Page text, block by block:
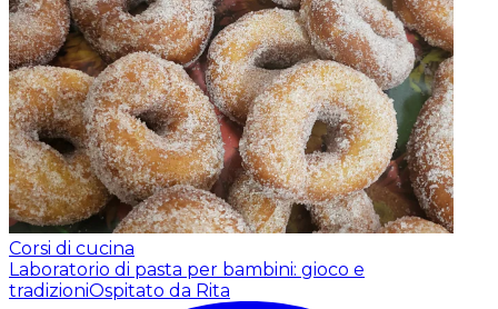
Corsi di cucina
Laboratorio di pasta per bambini: gioco e
tradizioniOspitato da Rita